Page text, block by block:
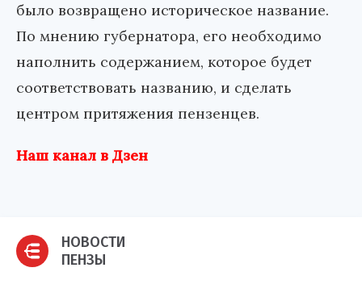
было возвращено историческое название.
По мнению губернатора, его необходимо
наполнить содержанием, которое будет
соответствовать названию, и сделать
центром притяжения пензенцев.
Наш канал в Дзен
НОВОСТИ
ПЕНЗЫ